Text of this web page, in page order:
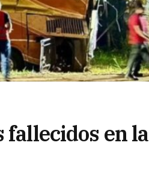
fallecidos en la